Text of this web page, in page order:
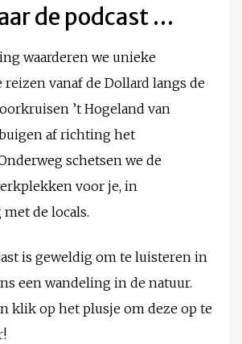
de podcast …
waarderen we unieke
reizen vanaf de Dollard langs de
’t Hogeland van
af richting het
schetsen we de
voor je, in
de locals.
is geweldig om te luisteren in
een wandeling in de natuur.
klik op het plusje om deze op te